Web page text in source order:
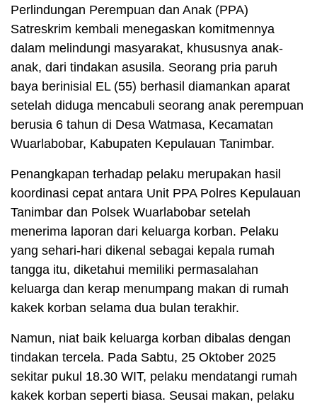
Perlindungan Perempuan dan Anak (PPA)
Satreskrim kembali menegaskan komitmennya
dalam melindungi masyarakat, khususnya anak-
anak, dari tindakan asusila. Seorang pria paruh
baya berinisial EL (55) berhasil diamankan aparat
setelah diduga mencabuli seorang anak perempuan
berusia 6 tahun di Desa Watmasa, Kecamatan
Wuarlabobar, Kabupaten Kepulauan Tanimbar.
Penangkapan terhadap pelaku merupakan hasil
koordinasi cepat antara Unit PPA Polres Kepulauan
Tanimbar dan Polsek Wuarlabobar setelah
menerima laporan dari keluarga korban. Pelaku
yang sehari-hari dikenal sebagai kepala rumah
tangga itu, diketahui memiliki permasalahan
keluarga dan kerap menumpang makan di rumah
kakek korban selama dua bulan terakhir.
Namun, niat baik keluarga korban dibalas dengan
tindakan tercela. Pada Sabtu, 25 Oktober 2025
sekitar pukul 18.30 WIT, pelaku mendatangi rumah
kakek korban seperti biasa. Seusai makan, pelaku